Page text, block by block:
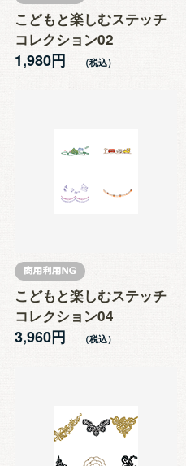
こどもと楽しむステッチ
コレクション02
1,980円
こどもと楽しむステッチ
コレクション04
3,960円